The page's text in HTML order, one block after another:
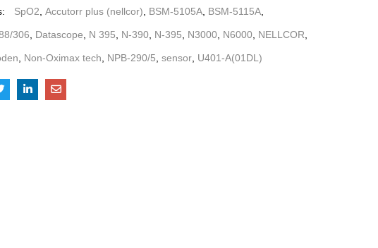
SpO2 Accutorr plus (nellcor) BSM-5105A BSM-5115A
306 Datascope N 395 N-390 N-395 N3000 N6000 NELLCOR
Non-Oximax tech NPB-290/5 sensor U401-A(01DL)